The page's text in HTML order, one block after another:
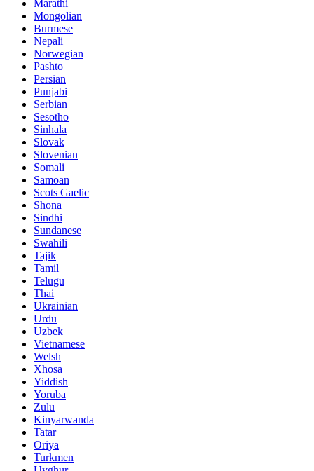
Marathi
Mongolian
Burmese
Nepali
Norwegian
Pashto
Persian
Punjabi
Serbian
Sesotho
Sinhala
Slovak
Slovenian
Somali
Samoan
Scots Gaelic
Shona
Sindhi
Sundanese
Swahili
Tajik
Tamil
Telugu
Thai
Ukrainian
Urdu
Uzbek
Vietnamese
Welsh
Xhosa
Yiddish
Yoruba
Zulu
Kinyarwanda
Tatar
Oriya
Turkmen